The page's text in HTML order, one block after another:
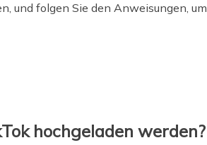
und folgen Sie den Anweisungen, um
hochgeladen werden?